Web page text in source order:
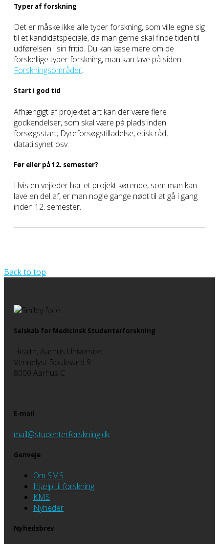
Typer af forskning
Det er måske ikke alle typer forskning, som ville egne sig
til et kandidatspeciale, da man gerne skal finde tiden til
udførelsen i sin fritid. Du kan læse mere om de
forskellige typer forskning, man kan lave på siden:
Forskningsområder.
Start i god tid
Afhængigt af projektet art kan der være flere
godkendelser, som skal være på plads inden
forsøgsstart; Dyreforsøgstilladelse, etisk råd,
datatilsynet osv.
Før eller på 12. semester?
Hvis en vejleder har et projekt kørende, som man kan
lave en del af, er man nogle gange nødt til at gå i gang
inden 12. semester.
Back to top
Selskab for Medicinsk Studenterforskning
Health, Aarhus Universitet
Vennelyst Boulevard 9
8000 Aarhus C
E-mail
mail@studenterforskning.dk
Genveje
Om SMS
Hjælp til forskning
KMS
Nyheder
Nyhedsbrev